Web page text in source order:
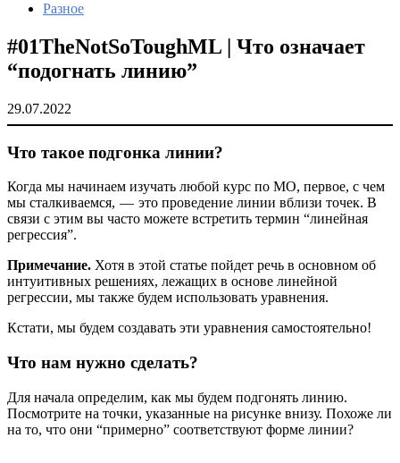
Разное
#01TheNotSoToughML | Что означает
“подогнать линию”
29.07.2022
Что такое подгонка линии?
Когда мы начинаем изучать любой курс по МО, первое, с чем
мы сталкиваемся, — это проведение линии вблизи точек. В
связи с этим вы часто можете встретить термин “линейная
регрессия”.
Примечание. Хотя в этой статье пойдет речь в основном об
интуитивных решениях, лежащих в основе линейной
регрессии, мы также будем использовать уравнения.
Кстати, мы будем создавать эти уравнения самостоятельно!
Что нам нужно сделать?
Для начала определим, как мы будем подгонять линию.
Посмотрите на точки, указанные на рисунке внизу. Похоже ли
на то, что они “примерно” соответствуют форме линии?